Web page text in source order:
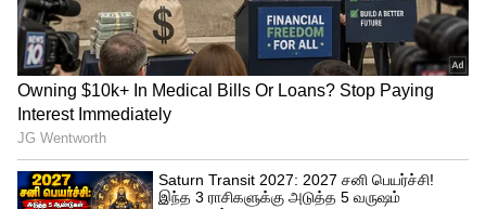
யாருக்கும் தெரியாமல் மறைமுகமாக